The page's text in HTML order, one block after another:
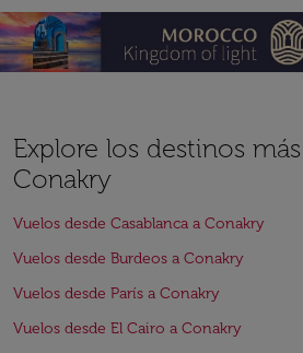
Explore los destinos
Conakry
Vuelos desde Casablanca a Conakry
Vuelos desde Burdeos a Conakry
Vuelos desde París a Conakry
Vuelos desde El Cairo a Conakry